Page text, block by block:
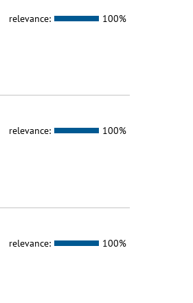
relevance: 100%
relevance: 100%
relevance: 100%